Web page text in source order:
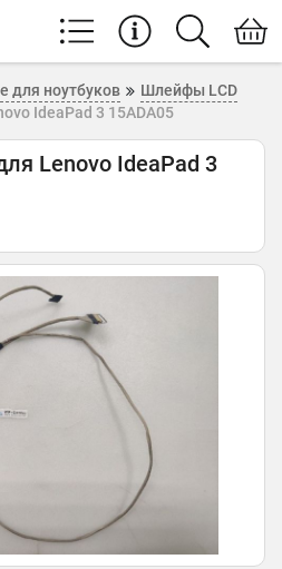
для ноутбуков
Шлейфы LCD
IdeaPad 3 15ADA05
Lenovo IdeaPad 3